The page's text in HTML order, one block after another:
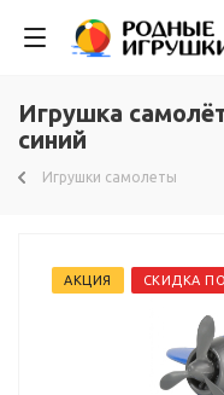
Игрушка
синий
Игрушки самолеты
АКЦИЯ СКИДКА